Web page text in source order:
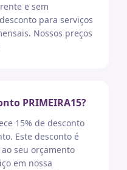
e sem
para serviços
Nossos preços
PRIMEIRA15?
15% de desconto
Este desconto é
seu orçamento
em nossa